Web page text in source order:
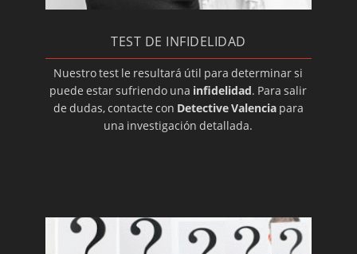
Prostitución en familiares
Detectives privados: adicciones
Control de actividades de los hijos
Detectives: informes sobre paternidad
fingidas
Control de comerciales y representantes
TEST DE INFIDELIDAD
Nuestro test le resultará útil para determinar si
puede estar sufriendo una infidelidad. Para salir
de dudas, contacte con Detective Valenciapara
una investigación detallada.